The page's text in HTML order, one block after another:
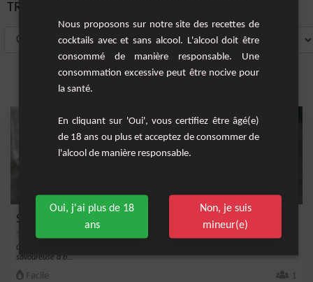
TRIER PAR:
Soda Thé Vert Matcha
Cette recette de Soda Thé Vert Matcha est une boisson rafraîchissante et
savoureuse à b...
Facile 1
Nous proposons sur notre site des recettes de
cocktails avec et sans alcool. L'alcool doit être
consommé de manière responsable. Une
consommation excessive peut être nocive pour
la santé.
En cliquant sur 'Oui', vous certifiez être âgé(e)
de 18 ans ou plus et acceptez de consommer de
l'alcool de manière responsable.
Oui, j'ai plus de 18
ans
Non, je suis
mineur(e)